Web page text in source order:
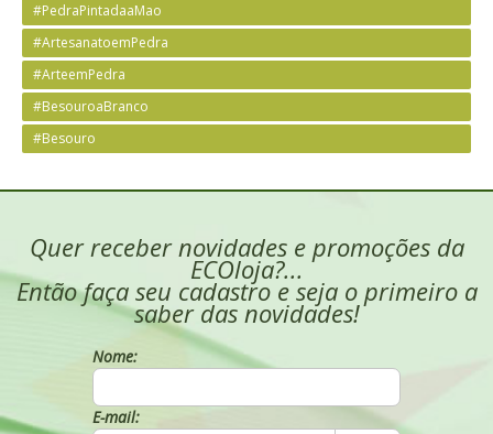
#PedraPintadaaMao
#ArtesanatoemPedra
#ArteemPedra
#BesouroaBranco
#Besouro
Quer receber novidades e promoções da
ECOloja?...
Então faça seu cadastro e seja o primeiro a
saber das novidades!
Nome:
E-mail: